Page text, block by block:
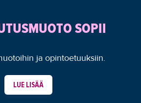
SOPII
ja opintoetuuksiin.
LUE LISÄÄ